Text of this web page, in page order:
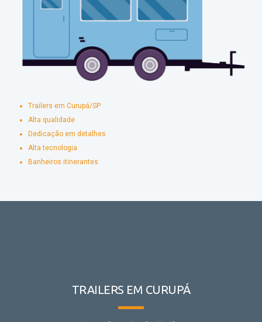
Trailers em Curupá/SP
Alta qualidade
Dedicação em detalhes
Alta tecnologia
Banheiros itinerantes
TRAILERS EM CURUPÁ